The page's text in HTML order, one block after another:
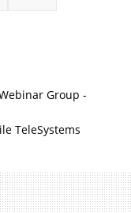
Group -
TeleSystems